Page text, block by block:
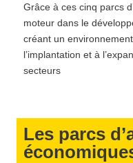
Grâce à ces cinq parcs
moteur dans le
créant un
l’implantation et à
secteurs
Les parcs